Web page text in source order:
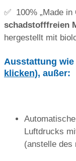
✅ 100% „Made in
schadstofffreien
hergestellt mit
Ausstattung wie
klicken), außer:
Luftdrucks
(anstelle des